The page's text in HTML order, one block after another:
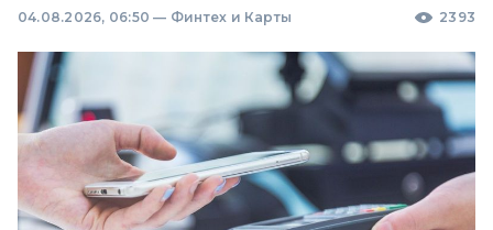
04.08.2026, 06:50 — Финтех и Карты 2393